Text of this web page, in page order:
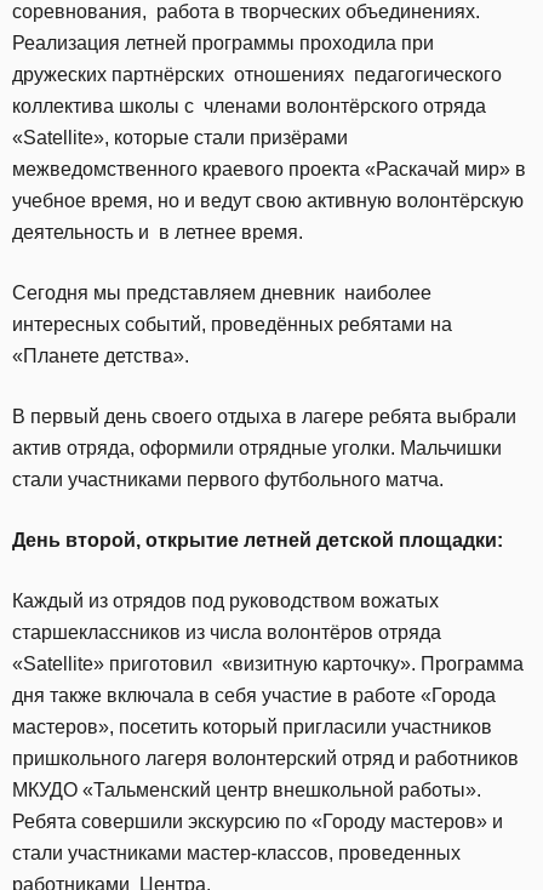
соревнования, работа в творческих объединениях.
Реализация летней программы проходила при
дружеских партнёрских отношениях педагогического
коллектива школы с членами волонтёрского отряда
«Satellite», которые стали призёрами
межведомственного краевого проекта «Раскачай мир» в
учебное время, но и ведут свою активную волонтёрскую
деятельность и в летнее время.
Сегодня мы представляем дневник наиболее
интересных событий, проведённых ребятами на
«Планете детства».
В первый день своего отдыха в лагере ребята выбрали
актив отряда, оформили отрядные уголки. Мальчишки
стали участниками первого футбольного матча.
День второй, открытие летней детской площадки:
Каждый из отрядов под руководством вожатых
старшеклассников из числа волонтёров отряда
«Satellite» приготовил «визитную карточку». Программа
дня также включала в себя участие в работе «Города
мастеров», посетить который пригласили участников
пришкольного лагеря волонтерский отряд и работников
МКУДО «Тальменский центр внешкольной работы».
Ребята cовершили экскурсию по «Городу мастеров» и
стали участниками мастер-классов, проведенных
работниками Центра.